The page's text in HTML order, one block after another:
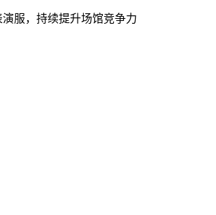
服，持续提升场馆竞争力